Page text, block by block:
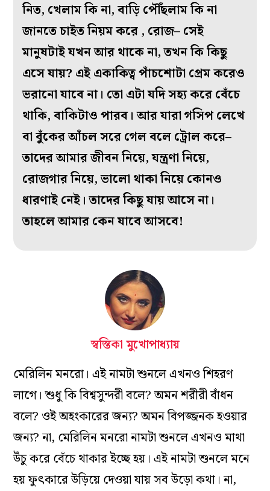
নিত, খেলাম কি না, বাড়ি পৌঁছলাম কি না
জানতে চাইত নিয়ম করে , রোজ– সেই
মানুষটাই যখন আর থাকে না, তখন কি কিছু
এসে যায়? এই একাকিত্ব পাঁচশোটা প্রেম করেও
ভরানো যাবে না। তো এটা যদি সহ‌্য করে বেঁচে
থাকি, বাকিটাও পারব। আর যারা গসিপ লেখে
বা বুঁকের আঁচল সরে গেল বলে ট্রোল করে–
তাদের আমার জীবন নিয়ে, যন্ত্রণা নিয়ে,
রোজগার নিয়ে, ভালো থাকা নিয়ে কোনও
ধারণাই নেই। তাদের কিছু যায় আসে না।
তাহলে আমার কেন যাবে আসবে!
স্বস্তিকা মুখোপাধ্যায়
মেরিলিন মনরো। এই নামটা শুনলে এখনও শিহরণ
লাগে। শুধু কি বিশ্বসুন্দরী বলে? অমন শরীরী বাঁধন
বলে? ওই অহংকারের জন্য? অমন বিপজ্জনক হওয়ার
জন্য? না, মেরিলিন মনরো নামটা শুনলে এখনও মাথা
উঁচু করে বেঁচে থাকার ইচ্ছে হয়। এই নামটা শুনলে মনে
হয় ফুৎকারে উড়িয়ে দেওয়া যায় সব উড়ো কথা। না,